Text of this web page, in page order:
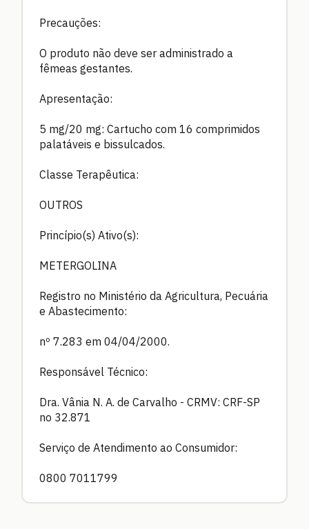
Precauções:
O produto não deve ser administrado a
fêmeas gestantes.
Apresentação:
5 mg/20 mg: Cartucho com 16 comprimidos
palatáveis e bissulcados.
Classe Terapêutica:
OUTROS
Princípio(s) Ativo(s):
METERGOLINA
Registro no Ministério da Agricultura, Pecuária
e Abastecimento:
nº 7.283 em 04/04/2000.
Responsável Técnico:
Dra. Vânia N. A. de Carvalho - CRMV: CRF-SP
no 32.871
Serviço de Atendimento ao Consumidor:
0800 7011799